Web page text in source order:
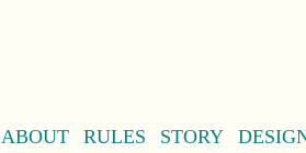
ABOUT RULES STORY